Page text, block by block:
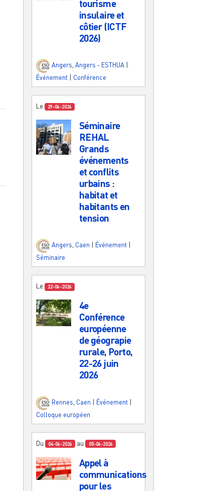
tourisme
insulaire et
côtier (ICTF
2026)
Angers Angers - ESTHUA
Événement
Conférence
Le 29-06-2026
Séminaire
REHAL
Grands
événements
et conflits
urbains :
habitat et
habitants en
tension
Angers, Caen Événement
Séminaire
Le 22-06-2026
4e
Conférence
européenne
de géograpie
rurale, Porto,
22-26 juin
2026
Rennes Caen Événement
Colloque européen
Du 04-06-2026 au 05-06-2026
Appel à
communications
pour les